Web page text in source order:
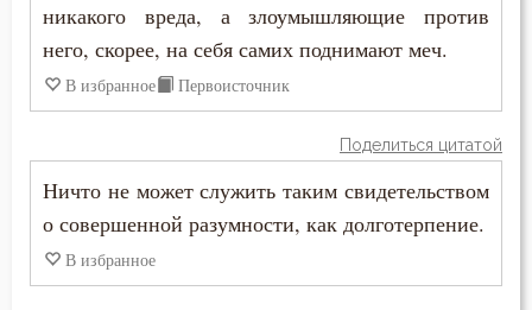
Воздержание
Вознесение
Воля
Воля Божия
Игнатий Брянчанинов
Иероним Стридонский
Иларион Оптинский (Пономарёв)
Илия Екдик
Иоанн (Максимович)
никакого вреда, а злоумышляющие против
него, скорее, на себя самих поднимают меч.
В избранное Первоисточник
Поделиться цитатой
Ничто не может служить таким свидетельством
о совершенной разумности, как долготерпение.
В избранное